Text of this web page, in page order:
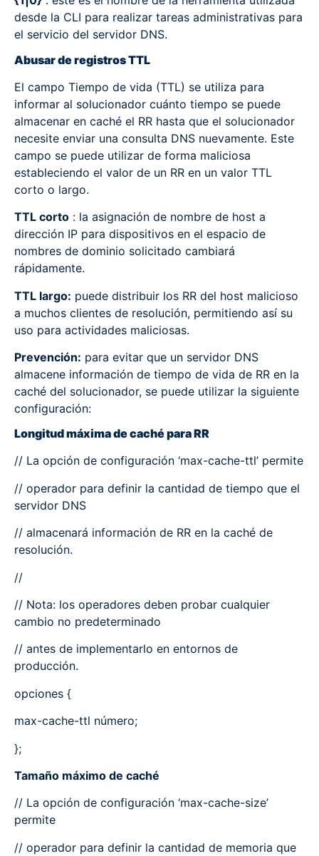
desde la CLI para realizar tareas administrativas para
el servicio del servidor DNS.
Abusar de registros TTL
El campo Tiempo de vida (TTL) se utiliza para
informar al solucionador cuánto tiempo se puede
almacenar en caché el RR hasta que el solucionador
necesite enviar una consulta DNS nuevamente. Este
campo se puede utilizar de forma maliciosa
estableciendo el valor de un RR en un valor TTL
corto o largo.
TTL corto : la asignación de nombre de host a
dirección IP para dispositivos en el espacio de
nombres de dominio solicitado cambiará
rápidamente.
TTL largo: puede distribuir los RR del host malicioso
a muchos clientes de resolución, permitiendo así su
uso para actividades maliciosas.
Prevención: para evitar que un servidor DNS
almacene información de tiempo de vida de RR en la
caché del solucionador, se puede utilizar la siguiente
configuración:
Longitud máxima de caché para RR
// La opción de configuración ‘max-cache-ttl’ permite
// operador para definir la cantidad de tiempo que el
servidor DNS
// almacenará información de RR en la caché de
resolución.
//
// Nota: los operadores deben probar cualquier
cambio no predeterminado
// antes de implementarlo en entornos de
producción.
opciones {
max-cache-ttl número;
};
Tamaño máximo de caché
// La opción de configuración ‘max-cache-size’
permite
// operador para definir la cantidad de memoria que